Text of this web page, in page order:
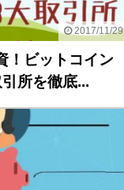
2017/11/29
！ビットコイン
所を徹底...